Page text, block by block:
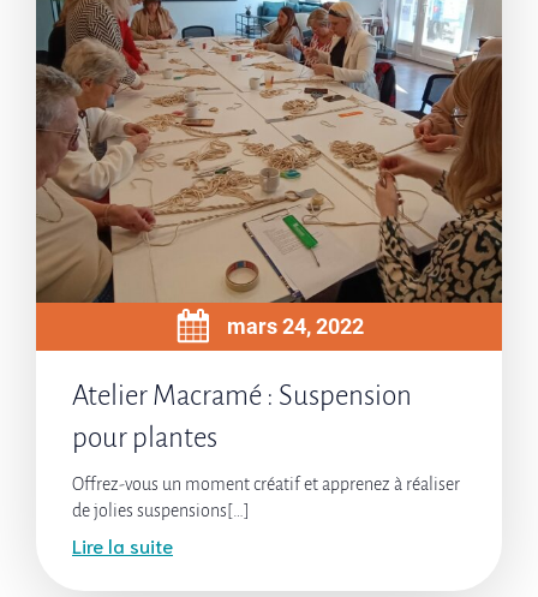
mars 24, 2022
Atelier Macramé : Suspension
pour plantes
Offrez-vous un moment créatif et apprenez à réaliser
de jolies suspensions[…]
Lire la suite